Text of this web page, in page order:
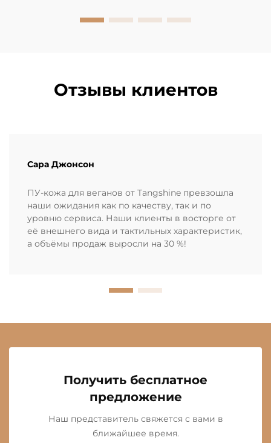
Отзывы клиентов
Сара Джонсон
ПУ-кожа для веганов от Tangshine превзошла
наши ожидания как по качеству, так и по
уровню сервиса. Наши клиенты в восторге от
её внешнего вида и тактильных характеристик,
а объёмы продаж выросли на 30 %!
Получить бесплатное
предложение
Наш представитель свяжется с вами в
ближайшее время.